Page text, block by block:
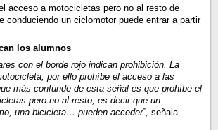
acceso a motocicletas pero no al resto de
conduciendo un ciclomotor puede entrar a partir
los alumnos
con el borde rojo indican prohibición. La
por ello prohíbe el acceso a las
más confunde de esta señal es que prohíbe el
pero no al resto, es decir que un
una bicicleta… pueden acceder”, señala